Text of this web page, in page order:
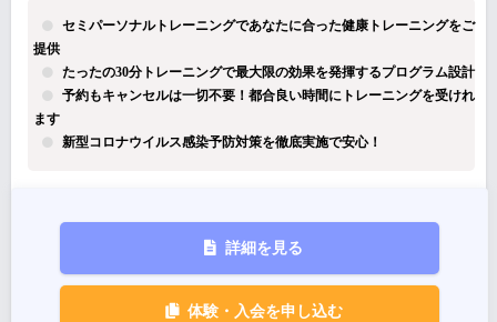
セミパーソナルトレーニングであなたに合った健康トレーニングをご
提供
たったの30分トレーニングで最大限の効果を発揮するプログラム設計
予約もキャンセルは一切不要！都合良い時間にトレーニングを受けれ
ます
新型コロナウイルス感染予防対策を徹底実施で安心！
詳細を見る
体験・入会を申し込む